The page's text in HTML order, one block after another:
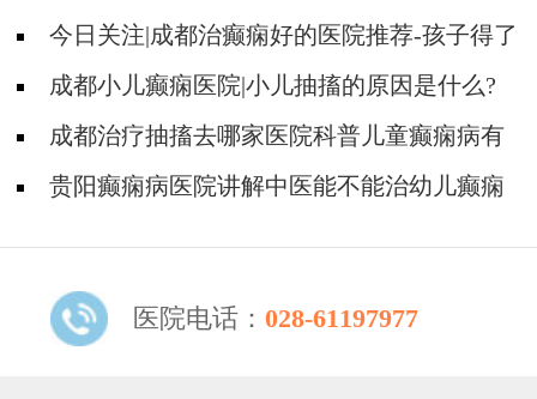
癫痫病的发作次数?
今日关注|成都治癫痫好的医院推荐-孩子得了
癫痫还能不能再上学?
成都小儿癫痫医院|小儿抽搐的原因是什么?
成都治疗抽搐去哪家医院科普儿童癫痫病有
哪些危害?
贵阳癫痫病医院讲解中医能不能治幼儿癫痫
医院电话： 028-61197977